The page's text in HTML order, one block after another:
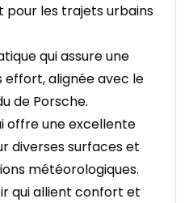
les trajets urbains
qui assure une
effort, alignée avec le
de Porsche.
offre une excellente
diverses surfaces et
météorologiques.
qui allient confort et